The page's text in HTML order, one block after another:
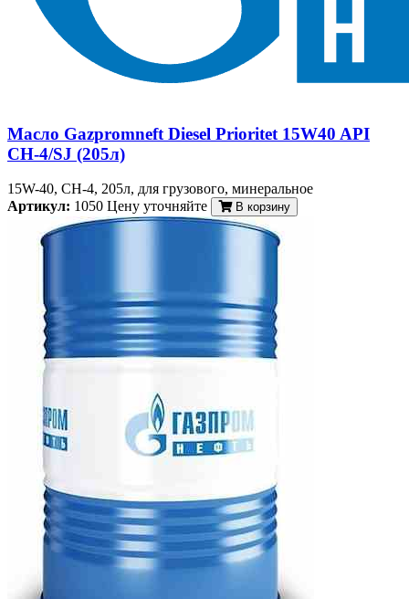
Масло Gazpromneft Diesel Prioritet 15W40 API
CH-4/SJ (205л)
15W-40, CH-4, 205л, для грузового, минеральное
Артикул: 1050 Цену уточняйте В корзину